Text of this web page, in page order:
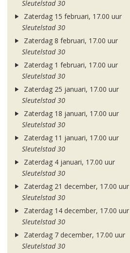
Sleutelstad 30
Zaterdag 15 februari, 17.00 uur
Sleutelstad 30
Zaterdag 8 februari, 17.00 uur
Sleutelstad 30
Zaterdag 1 februari, 17.00 uur
Sleutelstad 30
Zaterdag 25 januari, 17.00 uur
Sleutelstad 30
Zaterdag 18 januari, 17.00 uur
Sleutelstad 30
Zaterdag 11 januari, 17.00 uur
Sleutelstad 30
Zaterdag 4 januari, 17.00 uur
Sleutelstad 30
Zaterdag 21 december, 17.00 uur
Sleutelstad 30
Zaterdag 14 december, 17.00 uur
Sleutelstad 30
Zaterdag 7 december, 17.00 uur
Sleutelstad 30